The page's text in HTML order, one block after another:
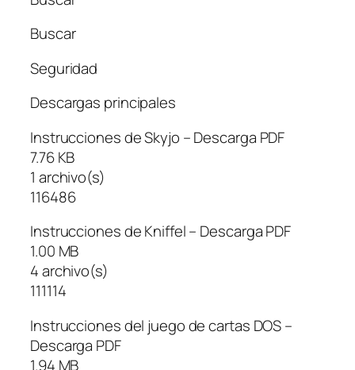
Buscar
Seguridad
Descargas principales
Instrucciones de Skyjo – Descarga PDF
7.76 KB
1 archivo(s)
116486
Instrucciones de Kniffel – Descarga PDF
1.00 MB
4 archivo(s)
111114
Instrucciones del juego de cartas DOS –
Descarga PDF
1.94 MB